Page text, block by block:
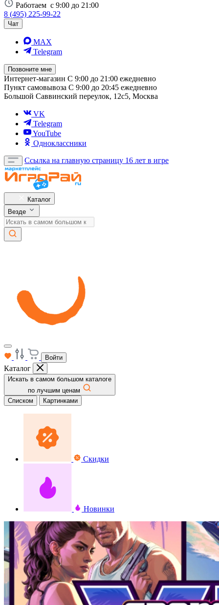
Работаем с 9:00 до 21:00
8 (495) 225-99-22
Чат
MAX
Telegram
Позвоните мне
Интернет-магазин С 9:00 до 21:00 ежедневно
Пункт самовывоза С 9:00 до 20:45 ежедневно
Большой Саввинский переулок, 12с5, Москва
VK
Telegram
YouTube
Одноклассники
Ссылка на главную страницу 16 лет в игре
Каталог
Везде
Войти
Каталог
Искать в самом большом каталоге
по лучшим ценам
Списком
Картинками
Скидки
Новинки